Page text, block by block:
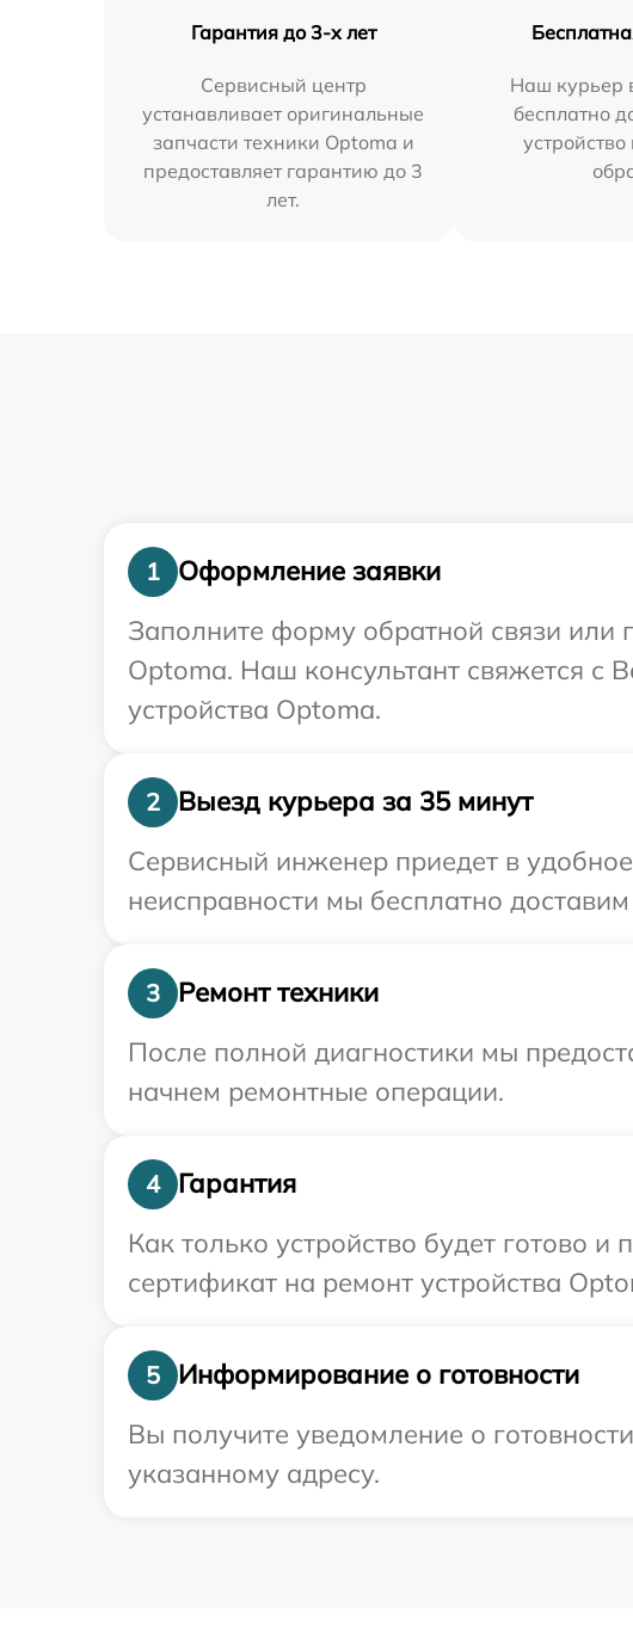
Гарантия до 3-х лет
Сервисный центр
устанавливает оригинальные
запчасти техники Optoma и
предоставляет гарантию до 3
лет.
Наш курьер
бесплатно
1
Оформление заявки
Заполните форму обратной связи или
Optoma. Наш консультант свяжется с
устройства Optoma.
2
Выезд курьера за 35 минут
Сервисный инженер приедет в
неисправности мы бесплатно
3
Ремонт техники
После полной диагностики мы
начнем ремонтные операции.
4
Гарантия
Как только устройство будет готово
сертификат на ремонт устройства
5
Информирование о готовности
Вы получите уведомление о
указанному адресу.